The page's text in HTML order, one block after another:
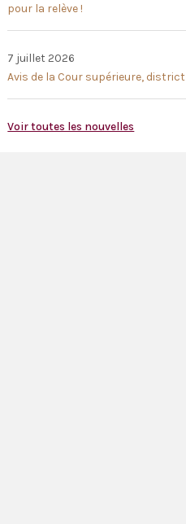
pour la relève !
7 juillet 2026
Avis de la Cour supérieure,
Voir toutes les nouvelles